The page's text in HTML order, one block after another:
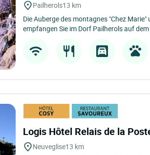
Pailherols13 km
Die Auberge des montagnes "Chez Marie"
empfangen Sie im Dorf Pailherols auf
Logis Hôtel Relais de la
Neuveglise13 km